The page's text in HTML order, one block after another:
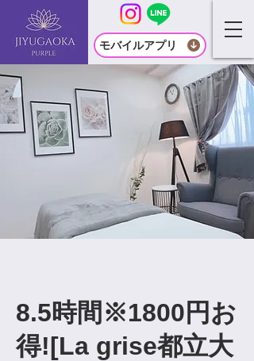
モバイルアプリ
8.5時間※1800円お
得![La grise都立大